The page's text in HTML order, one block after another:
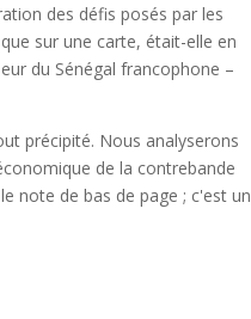
des défis posés par les
sur une carte, était-elle en
du Sénégal francophone –
précipité. Nous analyserons
de la contrebande
note de bas de page ; c'est un